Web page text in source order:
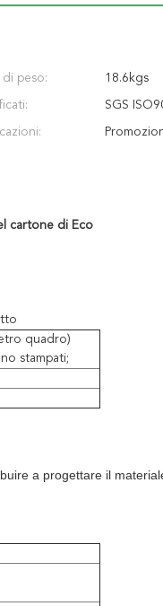
di peso: 18.6kgs
SGS
cartone di Eco
quadro)
stampati;
a progettare il